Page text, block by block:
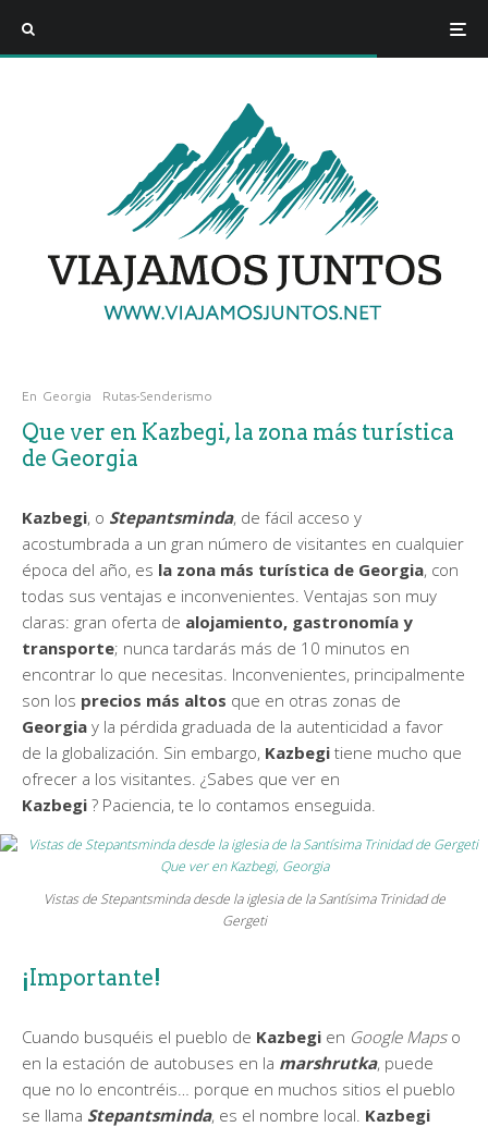
En Georgia Rutas-Senderismo
Que ver en Kazbegi, la zona más turística
de Georgia
Kazbegi, o Stepantsminda, de fácil acceso y
acostumbrada a un gran número de visitantes en cualquier
época del año, es la zona más turística de Georgia, con
todas sus ventajas e inconvenientes. Ventajas son muy
claras: gran oferta de alojamiento, gastronomía y
transporte; nunca tardarás más de 10 minutos en
encontrar lo que necesitas. Inconvenientes, principalmente
son los precios más altos que en otras zonas de
Georgia y la pérdida graduada de la autenticidad a favor
de la globalización. Sin embargo, Kazbegi tiene mucho que
ofrecer a los visitantes. ¿Sabes que ver en
Kazbegi ? Paciencia, te lo contamos enseguida.
Vistas de Stepantsminda desde la iglesia de la Santísima Trinidad de
Gergeti
¡Importante!
Cuando busquéis el pueblo de Kazbegi en Google Mapso
en la estación de autobuses en la marshrutka, puede
que no lo encontréis… porque en muchos sitios el pueblo
se llama Stepantsminda, es el nombre local. Kazbegi